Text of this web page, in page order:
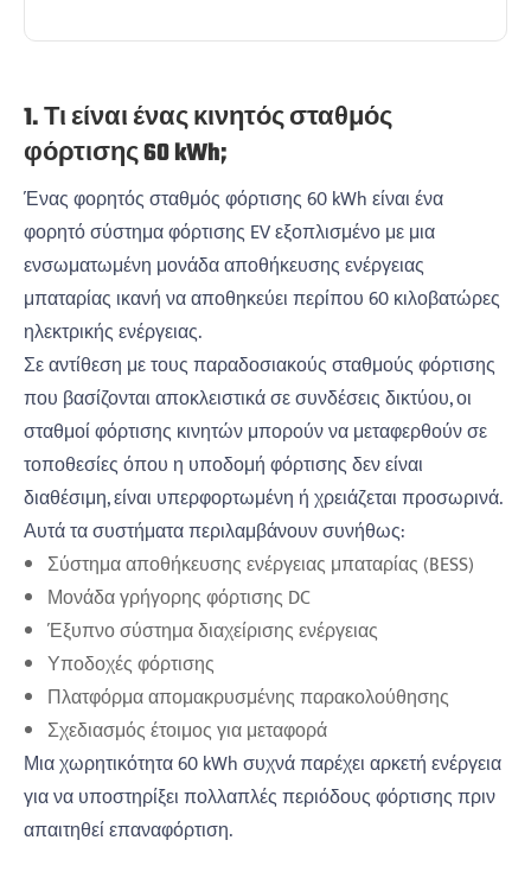
1. Τι είναι ένας κινητός σταθμός
φόρτισης 60 kWh;
Ένας φορητός σταθμός φόρτισης 60 kWh είναι ένα
φορητό σύστημα φόρτισης EV εξοπλισμένο με μια
ενσωματωμένη μονάδα αποθήκευσης ενέργειας
μπαταρίας ικανή να αποθηκεύει περίπου 60 κιλοβατώρες
ηλεκτρικής ενέργειας.
Σε αντίθεση με τους παραδοσιακούς σταθμούς φόρτισης
που βασίζονται αποκλειστικά σε συνδέσεις δικτύου, οι
σταθμοί φόρτισης κινητών μπορούν να μεταφερθούν σε
τοποθεσίες όπου η υποδομή φόρτισης δεν είναι
διαθέσιμη, είναι υπερφορτωμένη ή χρειάζεται προσωρινά.
Αυτά τα συστήματα περιλαμβάνουν συνήθως:
Σύστημα αποθήκευσης ενέργειας μπαταρίας (BESS)
Μονάδα γρήγορης φόρτισης DC
Έξυπνο σύστημα διαχείρισης ενέργειας
Υποδοχές φόρτισης
Πλατφόρμα απομακρυσμένης παρακολούθησης
Σχεδιασμός έτοιμος για μεταφορά
Μια χωρητικότητα 60 kWh συχνά παρέχει αρκετή ενέργεια
για να υποστηρίξει πολλαπλές περιόδους φόρτισης πριν
απαιτηθεί επαναφόρτιση.